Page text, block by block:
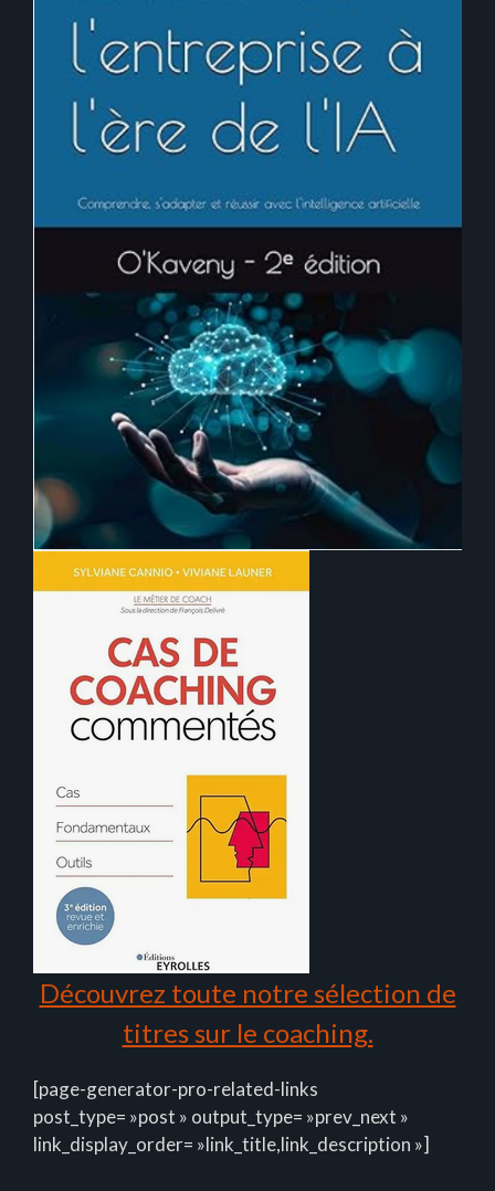
Découvrez toute notre sélection de
titres sur le coaching.
[page-generator-pro-related-links
post_type= »post » output_type= »prev_next »
link_display_order= »link_title,link_description »]